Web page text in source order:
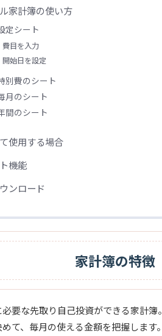
家計簿の使い方
定シート
費目を入力
開始日を設定
別費のシート
月のシート
間のシート
使用する場合
機能
ンロード
家計簿の特徴
要な先取り自己投資ができる家計簿。
て、毎月の使える金額を把握します。